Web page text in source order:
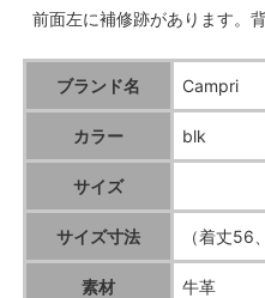
前面左に補修跡があります。
ブランド名 Campri
カラー blk
サイズ
サイズ寸法 （着丈
素材 牛革